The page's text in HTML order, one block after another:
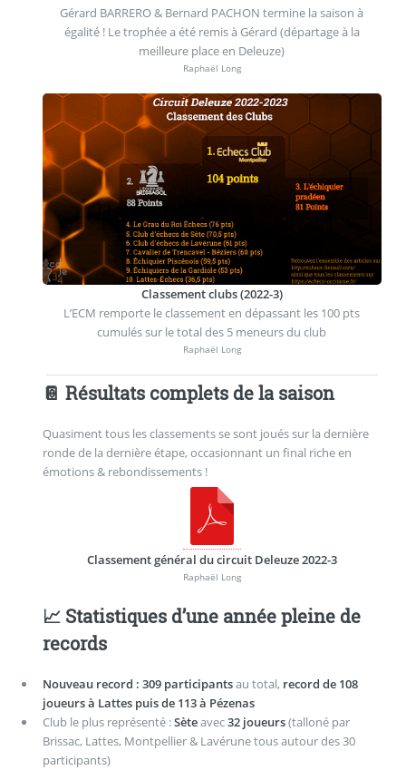
Gérard BARRERO & Bernard PACHON termine la saison à
égalité ! Le trophée a été remis à Gérard (départage à la
meilleure place en Deleuze)
Raphaël Long
Classement clubs (2022-3)
L’ECM remporte le classement en dépassant les 100 pts
cumulés sur le total des 5 meneurs du club
Raphaël Long
📔 Résultats complets de la saison
Quasiment tous les classements se sont joués sur la dernière
ronde de la dernière étape, occasionnant un final riche en
émotions & rebondissements !
Classement général du circuit Deleuze 2022-3
Raphaël Long
📈 Statistiques d’une année pleine de
records
Nouveau record : 309 participantsau total, record de 108
joueurs à Lattes puis de 113 à Pézenas
Club le plus représenté :Sèteavec32 joueurs(talloné par
Brissac, Lattes, Montpellier & Lavérune tous autour des 30
participants)